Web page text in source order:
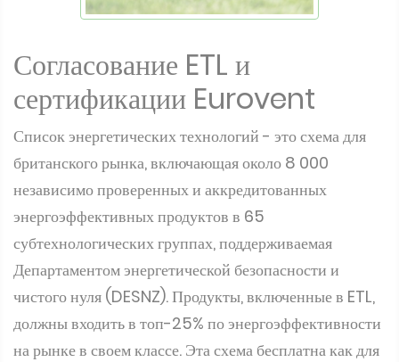
Согласование ETL и
сертификации Eurovent
Список энергетических технологий - это схема для
британского рынка, включающая около 8 000
независимо проверенных и аккредитованных
энергоэффективных продуктов в 65
субтехнологических группах, поддерживаемая
Департаментом энергетической безопасности и
чистого нуля (DESNZ). Продукты, включенные в ETL,
должны входить в топ-25% по энергоэффективности
на рынке в своем классе. Эта схема бесплатна как для